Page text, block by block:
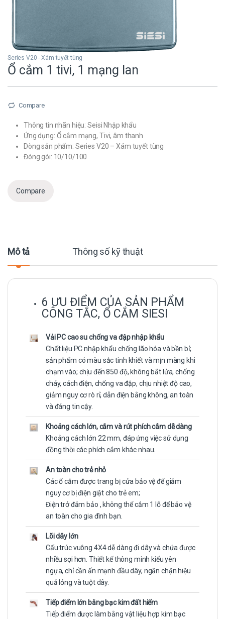
Series V20 - Xám tuyết tùng
Ổ cắm 1 tivi, 1 mạng lan
Compare
Thông tin nhãn hiệu: Seisi Nhập khẩu
Ứng dụng: Ổ cắm mạng, Tivi, âm thanh
Dòng sản phẩm: Series V20 – Xám tuyết tùng
Đóng gói: 10/10/100
Compare
Mô tả Thông số kỹ thuật
6 ƯU ĐIỂM CỦA SẢN PHẨM
CÔNG TẮC, Ổ CẮM SIESI
Vải PC cao su chống va đập nhập khẩu
Chất liệu PC nhập khẩu chống lão hóa và bền bỉ;
sản phẩm có màu sắc tinh khiết và mịn màng khi
chạm vào; chịu đến 850 độ, không bắt lửa, chống
cháy, cách điện, chống va đập, chịu nhiệt độ cao,
giảm nguy cơ rò rỉ, dẫn điện bằng không, an toàn
và đáng tin cậy.
Khoảng cách lớn, cắm và rút phích cắm dễ dàng
Khoảng cách lớn 22 mm, đáp ứng việc sử dụng
đồng thời các phích cắm khác nhau.
An toàn cho trẻ nhỏ
Các ổ cắm được trang bị cửa bảo vệ để giảm
nguy cơ bị điện giật cho trẻ em;
Điện trở đảm bảo , không thể cắm 1 lỗ để bảo vệ
an toàn cho gia đình bạn.
Lõi dây lớn
Cấu trúc vuông 4X4 dễ dàng đi dây và chứa được
nhiều sợi hơn. Thiết kế thông minh kiểu yên
ngựa, chỉ cần ấn mạnh đầu dây, ngăn chặn hiệu
quả lỏng và tuột dây.
Tiếp điểm lớn bằng bạc kim đất hiếm
Tiếp điểm được làm bằng vật liệu hợp kim bạc